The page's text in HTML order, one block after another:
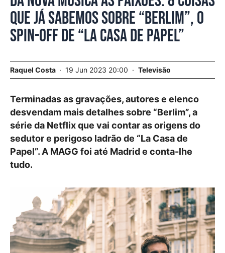
que já sabemos sobre “Berlim”, o
spin-off de “La Casa de Papel”
Raquel Costa 19 Jun 2023 20:00 Televisão
Terminadas as gravações, autores e elenco
desvendam mais detalhes sobre “Berlim”, a
série da Netflix que vai contar as origens do
sedutor e perigoso ladrão de “La Casa de
Papel”. A MAGG foi até Madrid e conta-lhe
tudo.